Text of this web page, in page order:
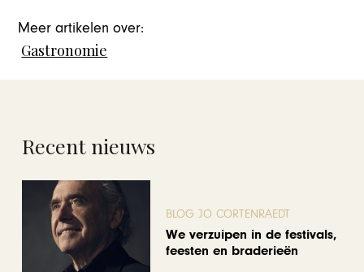
Meer artikelen over:
Gastronomie
Recent nieuws
BLOG JO CORTENRAEDT
We verzuipen in de festivals,
feesten en braderieën